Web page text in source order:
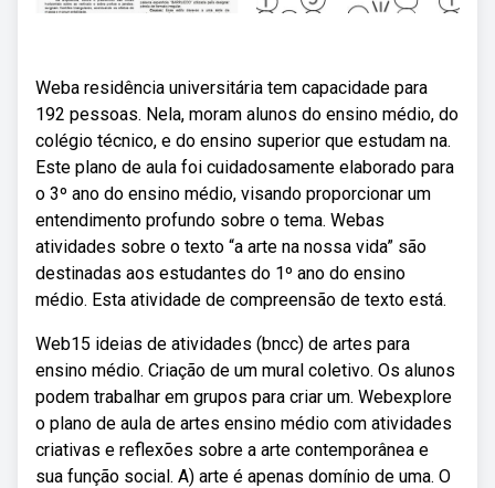
Weba residência universitária tem capacidade para
192 pessoas. Nela, moram alunos do ensino médio, do
colégio técnico, e do ensino superior que estudam na.
Este plano de aula foi cuidadosamente elaborado para
o 3º ano do ensino médio, visando proporcionar um
entendimento profundo sobre o tema. Webas
atividades sobre o texto “a arte na nossa vida” são
destinadas aos estudantes do 1º ano do ensino
médio. Esta atividade de compreensão de texto está.
Web15 ideias de atividades (bncc) de artes para
ensino médio. Criação de um mural coletivo. Os alunos
podem trabalhar em grupos para criar um. Webexplore
o plano de aula de artes ensino médio com atividades
criativas e reflexões sobre a arte contemporânea e
sua função social. A) arte é apenas domínio de uma. O